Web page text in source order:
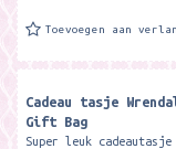
Toevoegen aan
Cadeau tasje
Gift Bag
Super leuk